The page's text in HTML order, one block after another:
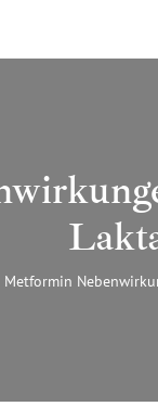
Metformin